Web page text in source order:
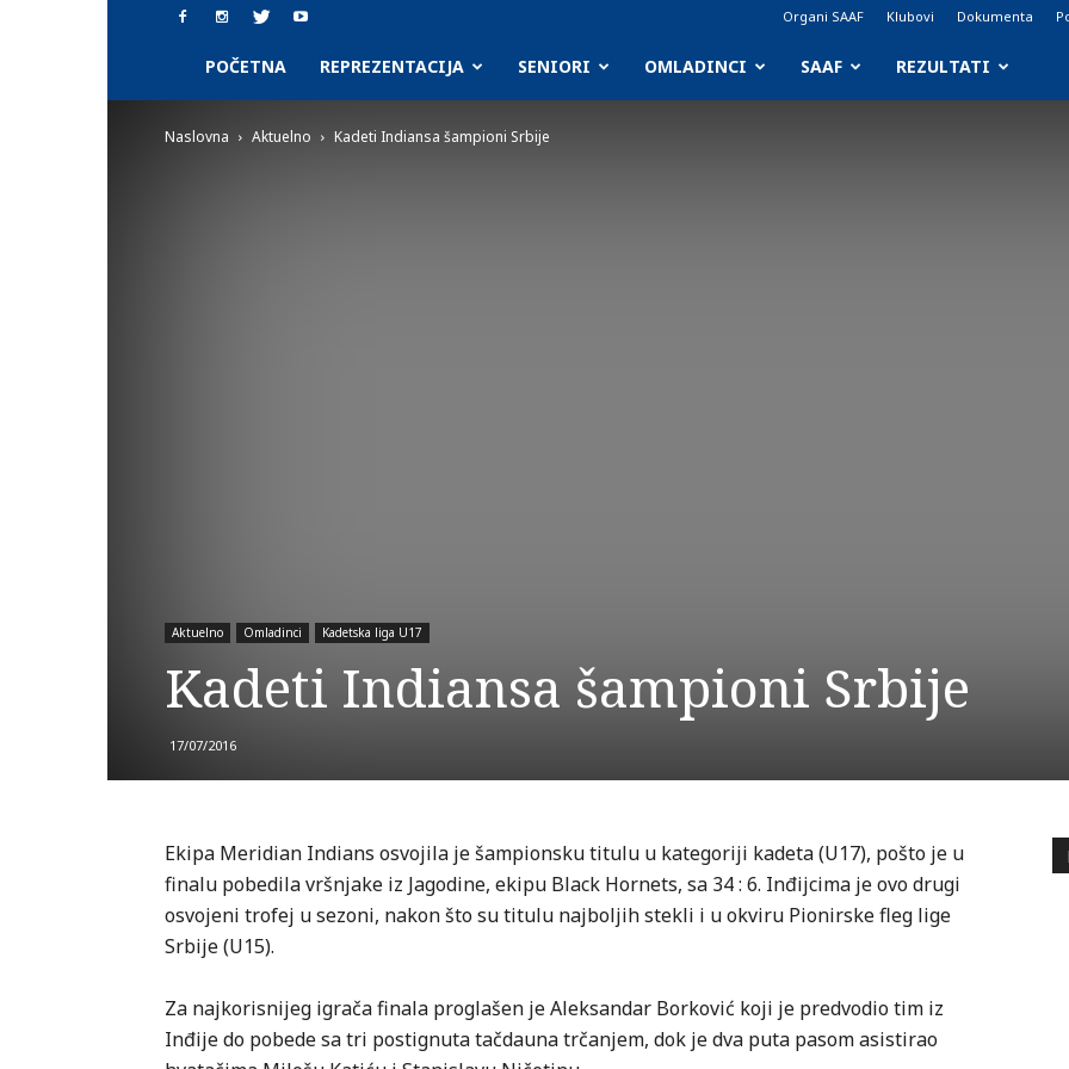
Organi SAAF Klubovi Dokumenta
SAAF.rs
POČETNA REPREZENTACIJA SENIORI OMLADINCI SAAF REZULTATI
Naslovna Aktuelno Kadeti Indiansa šampioni Srbije
Aktuelno Omladinci Kadetska liga U17
Kadeti Indiansa šampioni Srbije
17/07/2016
Ekipa Meridian Indians osvojila je šampionsku titulu u kategoriji kadeta (U17), pošto je u
finalu pobedila vršnjake iz Jagodine, ekipu Black Hornets, sa 34 : 6. Inđijcima je ovo drugi
osvojeni trofej u sezoni, nakon što su titulu najboljih stekli i u okviru Pionirske fleg lige
Srbije (U15).
Za najkorisnijeg igrača finala proglašen je Aleksandar Borković koji je predvodio tim iz
Inđije do pobede sa tri postignuta tačdauna trčanjem, dok je dva puta pasom asistirao